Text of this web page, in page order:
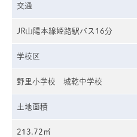
交通
JR山陽本線姫路駅バス16分
学校区
野里小学校 城乾中学校
土地面積
213.72㎡